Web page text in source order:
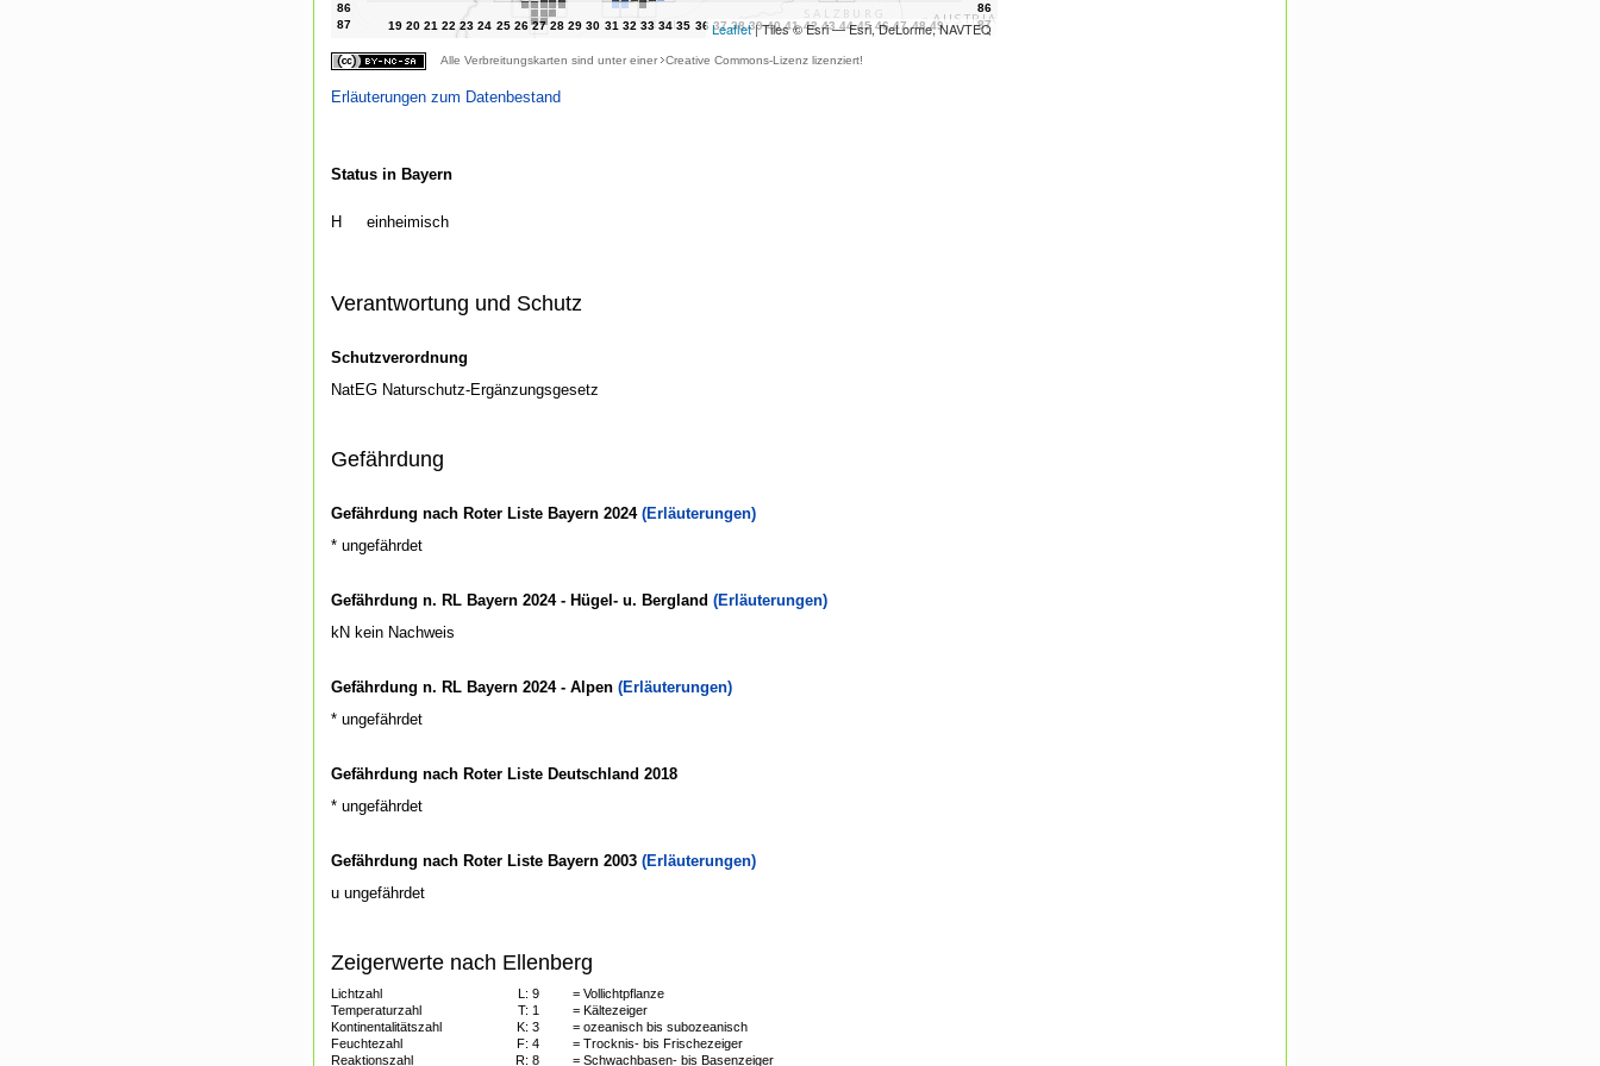
Leaflet| Tiles © Esri — Esri, DeLorme, NAVTEQ
Alle Verbreitungskarten sind unter einer Creative Commons-Lizenz lizenziert!
Erläuterungen zum Datenbestand
Status in Bayern
H einheimisch
Verantwortung und Schutz
Schutzverordnung
NatEG Naturschutz-Ergänzungsgesetz
Gefährdung
Gefährdung nach Roter Liste Bayern 2024 (Erläuterungen)
* ungefährdet
Gefährdung n. RL Bayern 2024 - Hügel- u. Bergland (Erläuterungen)
kN kein Nachweis
Gefährdung n. RL Bayern 2024 - Alpen (Erläuterungen)
* ungefährdet
Gefährdung nach Roter Liste Deutschland 2018
* ungefährdet
Gefährdung nach Roter Liste Bayern 2003 (Erläuterungen)
u ungefährdet
Zeigerwerte nach Ellenberg
Lichtzahl L: 9
= Vollichtpflanze
Temperaturzahl
T: 1
= Kältezeiger
Kontinentalitätszahl
K: 3
= ozeanisch bis subozeanisch
Feuchtezahl
F: 4
= Trocknis- bis Frischezeiger
Reaktionszahl
R: 8 = Schwachbasen- bis Basenzeiger